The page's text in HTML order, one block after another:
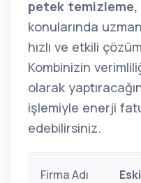
petek temizleme,
konularında
hızlı ve etkili
Kombinizin
olarak
işlemiyle enerji
edebilirsiniz.
Firma Adı